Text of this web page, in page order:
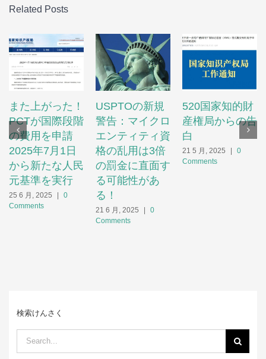
Related Posts
また上がった！
PCTが国際段階
の費用を申請
2025年7月1日
から新たな人民
元基準を実行
25 6 月, 2025
0
Comments
USPTOの新規
警告：マイクロ
エンティティ資
格の乱用は3倍
の罰金に直面す
る可能性があ
る！
21 6 月, 2025
0
Comments
520国家知的財
産権局からの告
白
21 5 月, 2025
0
Comments
検索けんさく
Search
for: